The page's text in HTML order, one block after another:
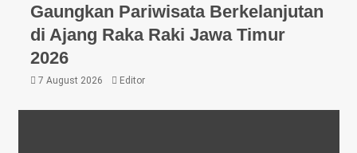
Gaungkan Pariwisata Berkelanjutan
di Ajang Raka Raki Jawa Timur
2026
7 August 2026 Editor